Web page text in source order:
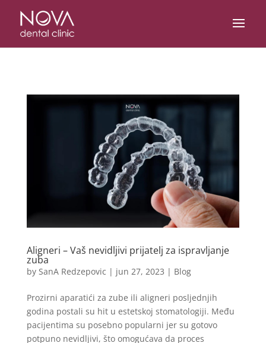
Aligneri – Vaš nevidljivi prijatelj za ispravljanje
zuba
by SanA Redzepovic | jun 27, 2023 | Blog
Prozirni aparatići za zube ili aligneri posljednjih
godina postali su hit u estetskoj stomatologiji. Među
pacijentima su posebno popularni jer su gotovo
potpuno nevidljivi, što omogućava da proces